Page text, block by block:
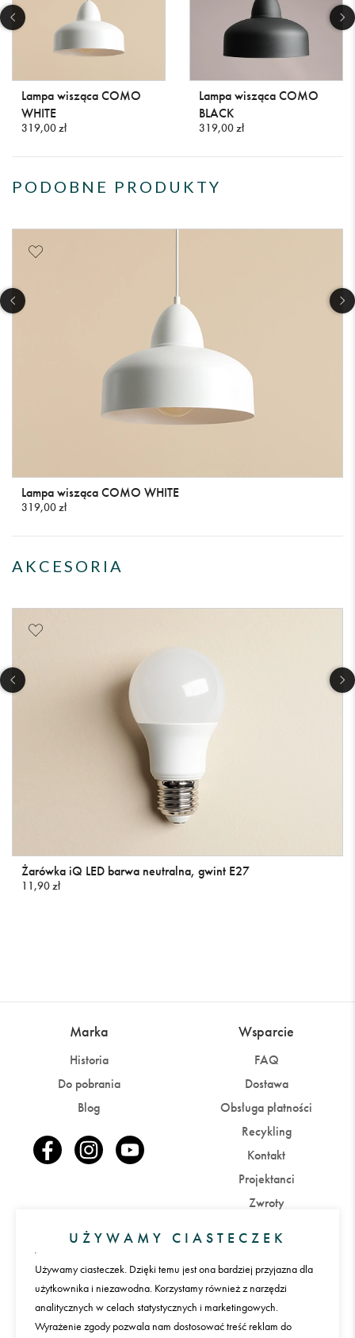
Lampa wisząca COMO
WHITE
319,00 zł
Lampa wisząca COMO
BLACK
319,00 zł
PODOBNE PRODUKTY
Lampa wisząca COMO WHITE
319,00 zł
AKCESORIA
Żarówka iQ LED barwa neutralna, gwint E27
11,90 zł
Marka
Historia
Do pobrania
Blog
Wsparcie
FAQ
Dostawa
Obsługa płatności
Recykling
Kontakt
Projektanci
Zwroty
Zaloguj się Załóż konto
Płatności
UŻYWAMY CIASTECZEK
Używamy ciasteczek. Dzięki temu jest ona bardziej przyjazna dla
użytkownika i niezawodna. Korzystamy również z narzędzi
analitycznych w celach statystycznych i marketingowych.
Wyrażenie zgody pozwala nam dostosować treść reklam do